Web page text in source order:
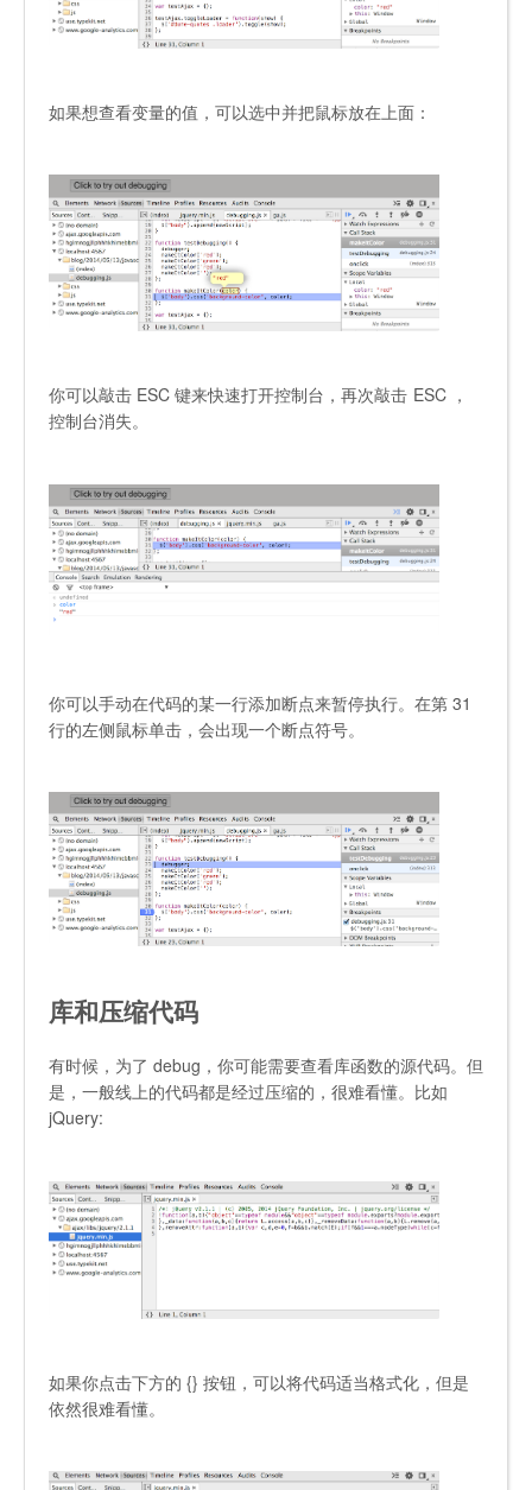
如果想查看变量的值，可以选中并把鼠标放在上面：
你可以敲击 ESC 键来快速打开控制台，再次敲击 ESC ，
控制台消失。
你可以手动在代码的某一行添加断点来暂停执行。在第 31
行的左侧鼠标单击，会出现一个断点符号。
库和压缩代码
有时候，为了 debug，你可能需要查看库函数的源代码。但
是，一般线上的代码都是经过压缩的，很难看懂。比如
jQuery:
如果你点击下方的 {} 按钮，可以将代码适当格式化，但是
依然很难看懂。